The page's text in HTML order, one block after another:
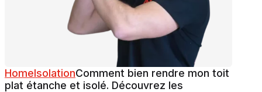
HomeIsolationComment bien rendre mon toit
plat étanche et isolé. Découvrez les